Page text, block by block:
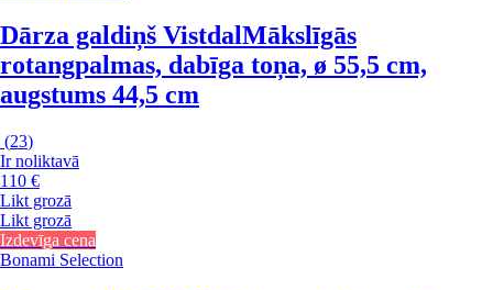
Dārza galdiņš VistdalMākslīgās
rotangpalmas, dabīga toņa, ø 55,5 cm,
augstums 44,5 cm
(23)
Ir noliktavā
110 €
Likt grozā
Likt grozā
Izdevīga cena
Bonami Selection